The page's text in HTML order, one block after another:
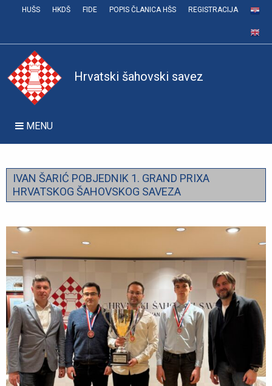
HUŠS HKDŠ FIDE POPIS ČLANICA HŠS REGISTRACIJA
Hrvatski šahovski savez
MENU
IVAN ŠARIĆ POBJEDNIK 1. GRAND PRIXA
HRVATSKOG ŠAHOVSKOG SAVEZA